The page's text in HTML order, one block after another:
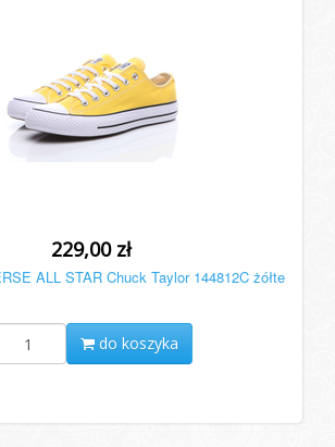
229,00 zł
ALL STAR Chuck Taylor 144812C żółte
do koszyka